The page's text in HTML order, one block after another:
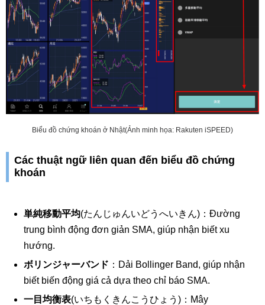
Biểu đồ chứng khoán ở Nhật(Ảnh minh họa: Rakuten iSPEED)
Các thuật ngữ liên quan đến biểu đồ chứng
khoán
単純移動平均(たんじゅんいどうへいきん)：Đường
trung bình động đơn giản SMA, giúp nhận biết xu
hướng.
ボリンジャーバンド ：Dải Bollinger Band, giúp nhận
biết biến động giá cả dựa theo chỉ báo SMA.
一目均衡表(いちもくきんこうひょう)：Mây